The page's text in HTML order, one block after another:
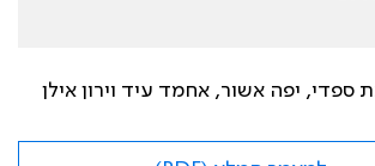
ספדי, יפה אשור, אחמד עיד וירון אילן